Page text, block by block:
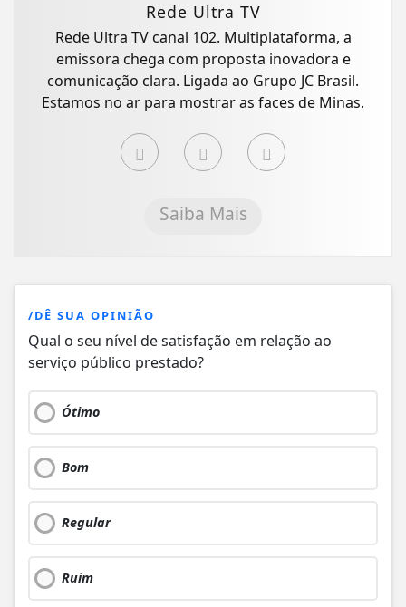
Rede Ultra TV
Rede Ultra TV canal 102. Multiplataforma, a
emissora chega com proposta inovadora e
comunicação clara. Ligada ao Grupo JC Brasil.
Estamos no ar para mostrar as faces de Minas.
Saiba Mais
/DÊ SUA OPINIÃO
Qual o seu nível de satisfação em relação ao
serviço público prestado?
Ótimo
Bom
Regular
Ruim